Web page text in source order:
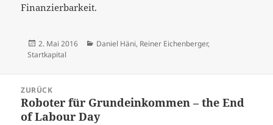
Finanzierbarkeit.
Veröffentlicht
am
2. Mai 2016 Kategorien
Daniel Häni, Reiner Eichenberger,
Startkapital
Navigation
ZURÜCK
Vorheriger
Beitrag:
Roboter für Grundeinkommen – the End
of Labour Day